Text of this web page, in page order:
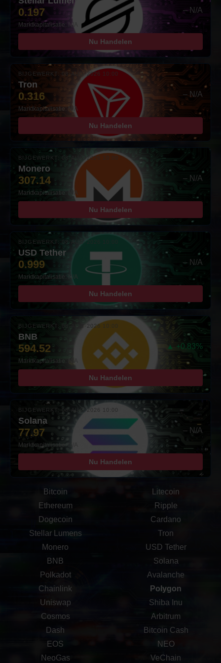
0.197 – N/A
Marktkapitalisatie: N/A
Nu Handelen
BIJGEWERKT: 08-AUG-2026 10:00
Tron
0.316 – N/A
Marktkapitalisatie: N/A
Nu Handelen
BIJGEWERKT: 08-AUG-2026 10:00
Monero
307.14 – N/A
Marktkapitalisatie: N/A
Nu Handelen
BIJGEWERKT: 08-AUG-2026 10:00
USD Tether
0.999 – N/A
Marktkapitalisatie: N/A
Nu Handelen
BIJGEWERKT: 08-AUG-2026 10:00
BNB
594.52 ▲ +0.83%
Marktkapitalisatie: N/A
Nu Handelen
BIJGEWERKT: 08-AUG-2026 10:00
Solana
77.97 – N/A
Marktkapitalisatie: N/A
Nu Handelen
Bitcoin
Litecoin
Ethereum
Ripple
Dogecoin
Cardano
Stellar Lumens
Tron
Monero
USD Tether
BNB
Solana
Polkadot
Avalanche
Chainlink
Polygon
Uniswap
Shiba Inu
Cosmos
Arbitrum
Dash
Bitcoin Cash
EOS
NEO
NeoGas
VeChain